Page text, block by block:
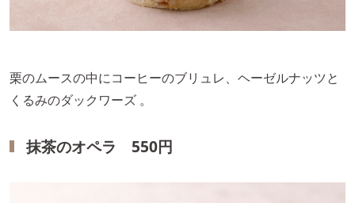
栗のムースの中にコーヒーのブリュレ、ヘーゼルナッツと
くるみのダックワーズ 。
抹茶のオペラ 550円